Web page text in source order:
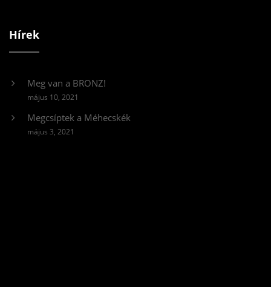
Hírek
Meg van a BRONZ!
május 10, 2021
Megcsíptek a Méhecskék
május 3, 2021